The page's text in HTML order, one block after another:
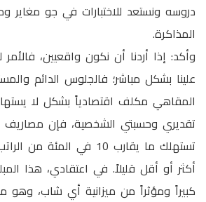
دروسه ونستعد للاختبارات في جو
المذاكرة.
وأكد: إذا أردنا أن نكون واقعيين، فالأمر
علينا بشكل مباشر؛ فالجلوس الدائم
المقاهي مكلف اقتصادياً بشكل لا
تقديري وحسبتي الشخصية، فإن
تستهلك ما يقارب 10 في
أكثر أو أقل قليلاً. في اعتقادي، هذا
كبيراً ومؤثراً من ميزانية أي شاب، وهو